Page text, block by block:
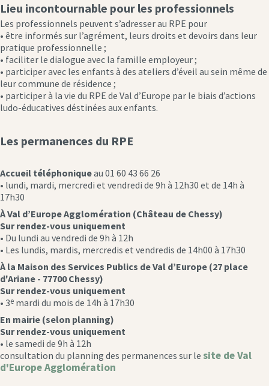
Lieu incontournable pour les professionnels
Les professionnels peuvent s’adresser au RPE pour
• être informés sur l’agrément, leurs droits et devoirs dans leur
pratique professionnelle ;
• faciliter le dialogue avec la famille employeur ;
• participer avec les enfants à des ateliers d’éveil au sein même de
leur commune de résidence ;
• participer à la vie du RPE de Val d’Europe par le biais d’actions
ludo-éducatives déstinées aux enfants.
Les permanences du RPE
Accueil téléphoniqueau 01 60 43 66 26
• lundi, mardi, mercredi et vendredi de 9h à 12h30 et de 14h à
17h30
À Val d’Europe Agglomération (Château de Chessy)
Sur rendez-vous uniquement
• Du lundi au vendredi de 9h à 12h
• Les lundis, mardis, mercredis et vendredis de 14h00 à 17h30
À la Maison des Services Publics de Val d’Europe (27 place
d'Ariane - 77700 Chessy)
Sur rendez-vous uniquement
• 3e mardi du mois de 14h à 17h30
En mairie (selon planning)
Sur rendez-vous uniquement
• le samedi de 9h à 12h
consultation du planning des permanences sur le site de Val
d'Europe Agglomération